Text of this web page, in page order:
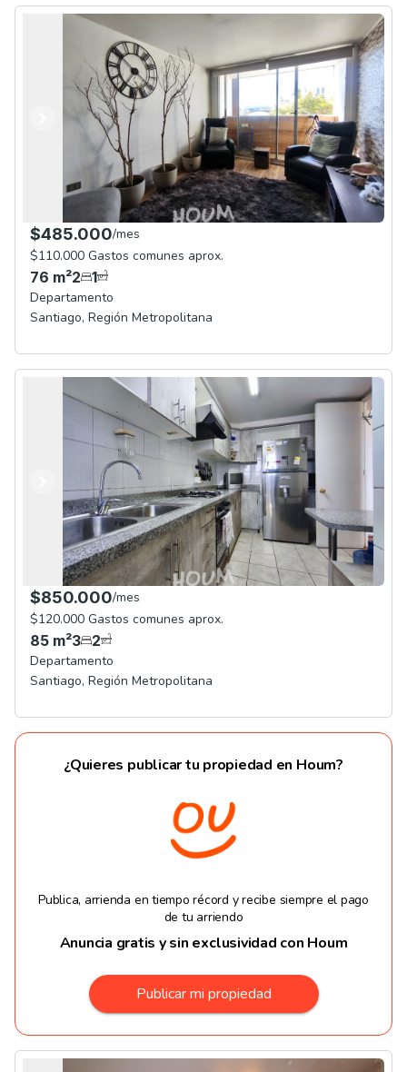
Anterior
Siguiente
$485.000/mes
$110.000 Gastos comunes aprox.
76 m²2 1
Departamento
Santiago, Región Metropolitana
Anterior
Siguiente
$850.000/mes
$120.000 Gastos comunes aprox.
85 m²3 2
Departamento
Santiago, Región Metropolitana
¿Quieres publicar tu propiedad en Houm?
Publica, arrienda en tiempo récord y recibe siempre el pago
de tu arriendo
Anuncia gratis y sin exclusividad con Houm
Publicar mi propiedad